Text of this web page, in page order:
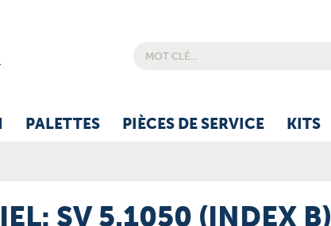
PALETTES PIÈCES DE SERVICE KITS
SV 5.1050 (INDEX B)